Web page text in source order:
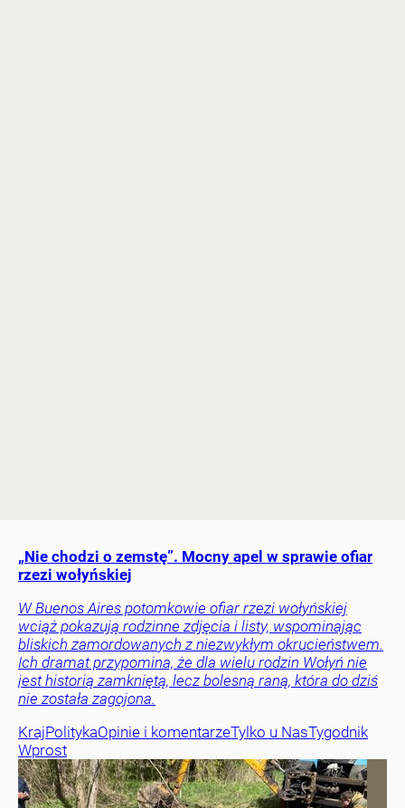
„Nie chodzi o zemstę”. Mocny apel w sprawie ofiar
rzezi wołyńskiej
W Buenos Aires potomkowie ofiar rzezi wołyńskiej
wciąż pokazują rodzinne zdjęcia i listy, wspominając
bliskich zamordowanych z niezwykłym okrucieństwem.
Ich dramat przypomina, że dla wielu rodzin Wołyń nie
jest historią zamkniętą, lecz bolesną raną, która do dziś
nie została zagojona.
KrajPolitykaOpinie i komentarzeTylko u NasTygodnik
Wprost